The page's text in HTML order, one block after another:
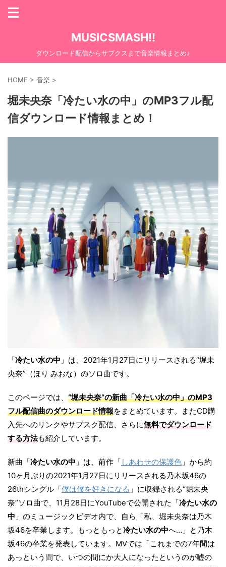
MUSICSMASH!!
ダウンロード配信からサブクスまで音楽情報まとめ♪
HOME > 音楽 >
堀未央奈「冷たい水の中」のMP3フル配
信ダウンロード情報まとめ！
「冷たい水の中 」は、2021年1月27日にリリースされる“堀未
央奈”（ほり みおな）のソロ曲です。
このページでは、 “堀未央奈”の新曲「冷たい水の中」のMP3
フル配信曲のダウンロード情報をまとめています。またCD購
入先へのリンクやサブスク配信、さらに無料でダウンロード
する方法も紹介しています。
新曲「冷たい水の中 」は、前作「 しあわせの保護色 」から約
10ヶ月ぶりの2021年1月27日にリリースされる乃木坂46の
26thシングル「僕は僕を好きになる 」に収録される“堀未央
奈”ソロ曲で、11月28日にYouTubeで公開された「冷たい水の
中 」のミュージックビデオ内で、自ら「私、堀未央奈は乃木
坂46を卒業します。もっともっと冷たい水の中へ…」と乃木
坂46の卒業を発表しています。MVでは「これまでの7年間は
あっという間で、いつの間にか大人になったというのが嘘の